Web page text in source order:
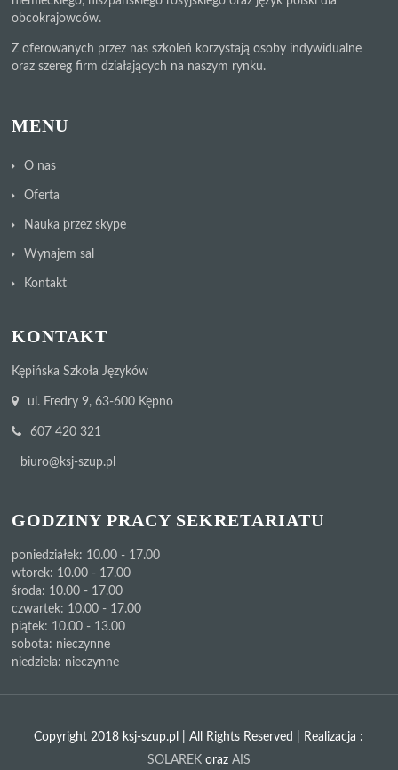
obcokrajowców.
Z oferowanych przez nas szkoleń korzystają osoby indywidualne
oraz szereg firm działających na naszym rynku.
MENU
O nas
Oferta
Nauka przez skype
Wynajem sal
Kontakt
KONTAKT
Kępińska Szkoła Języków
ul. Fredry 9, 63-600 Kępno
607 420 321
biuro@ksj-szup.pl
GODZINY PRACY SEKRETARIATU
poniedziałek: 10.00 - 17.00
wtorek: 10.00 - 17.00
środa: 10.00 - 17.00
czwartek: 10.00 - 17.00
piątek: 10.00 - 13.00
sobota: nieczynne
niedziela: nieczynne
Copyright 2018 ksj-szup.pl | All Rights Reserved | Realizacja :
SOLAREKoraz AIS